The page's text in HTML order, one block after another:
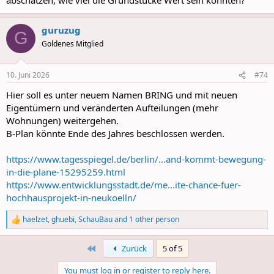
G guruzug
Goldenes Mitglied
10. Juni 2026 #74
Hier soll es unter neuem Namen BRING und mit neuen
Eigentümern und veränderten Aufteilungen (mehr
Wohnungen) weitergehen.
B-Plan könnte Ende des Jahres beschlossen werden.
https://www.tagesspiegel.de/berlin/...and-kommt-bewegung-
in-die-plane-15295259.html
https://www.entwicklungsstadt.de/me...ite-chance-fuer-
hochhausprojekt-in-neukoelln/
R
e
haelzet,ghuebi,SchauBauand 1 other person
Zurück
5 of 5
You must log in or register to reply here.